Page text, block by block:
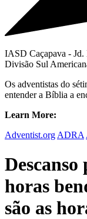
IASD Caçapava - Jd.
Divisão Sul
Os adventistas do
entender a Bíblia a
Learn More:
Adventist.org ADRA
horas
são as